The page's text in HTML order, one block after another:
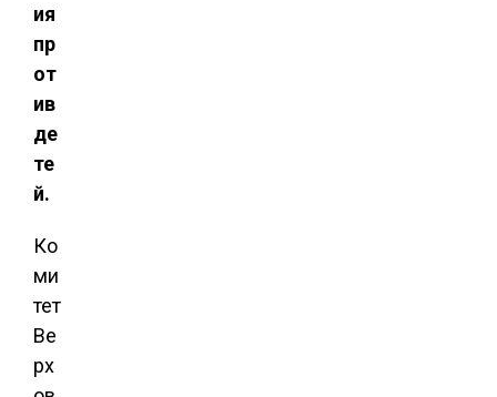
ия
пр
от
ив
де
те
й.
Ко
ми
тет
Ве
рх